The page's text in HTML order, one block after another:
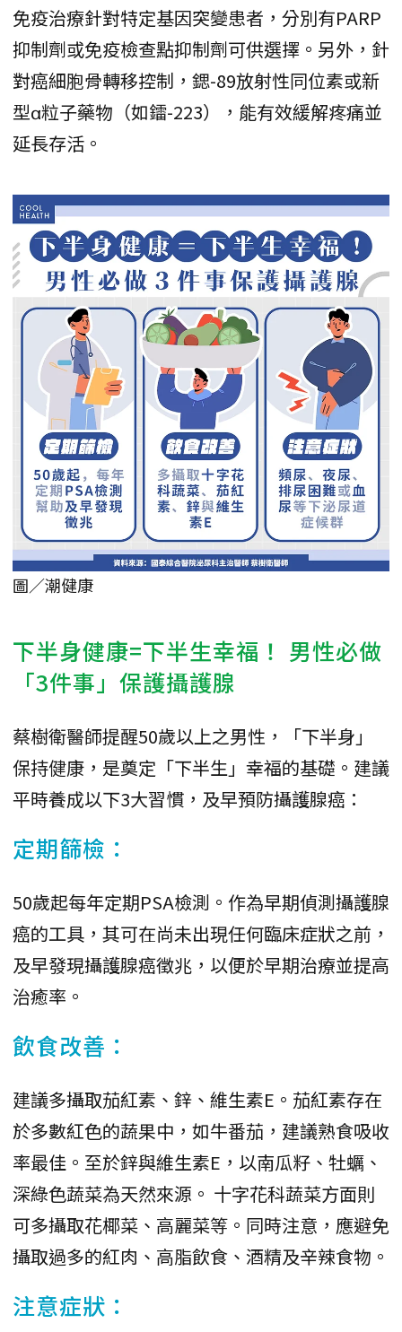
免疫治療針對特定基因突變患者，分別有PARP
抑制劑或免疫檢查點抑制劑可供選擇。另外，針
對癌細胞骨轉移控制，鍶-89放射性同位素或新
型α粒子藥物（如鐳-223），能有效緩解疼痛並
延長存活。
圖／潮健康
下半身健康=下半生幸福！ 男性必做
「3件事」保護攝護腺
蔡樹衛醫師提醒50歲以上之男性，「下半身」
保持健康，是奠定「下半生」幸福的基礎。建議
平時養成以下3大習慣，及早預防攝護腺癌：
定期篩檢：
50歲起每年定期PSA檢測。作為早期偵測攝護腺
癌的工具，其可在尚未出現任何臨床症狀之前，
及早發現攝護腺癌徵兆，以便於早期治療並提高
治癒率。
飲食改善：
建議多攝取茄紅素、鋅、維生素E。茄紅素存在
於多數紅色的蔬果中，如牛番茄，建議熟食吸收
率最佳。至於鋅與維生素E，以南瓜籽、牡蠣、
深綠色蔬菜為天然來源。 十字花科蔬菜方面則
可多攝取花椰菜、高麗菜等。同時注意，應避免
攝取過多的紅肉、高脂飲食、酒精及辛辣食物。
注意症狀：